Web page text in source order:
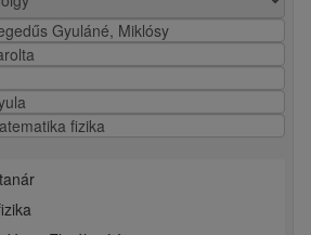
Gyuláné, Miklósy
fizika